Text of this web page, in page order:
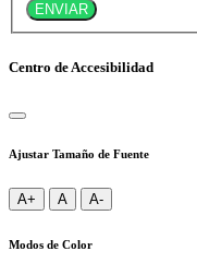
ENVIAR
Centro de Accesibilidad
Ajustar Tamaño de Fuente
A+ A A-
Modos de Color